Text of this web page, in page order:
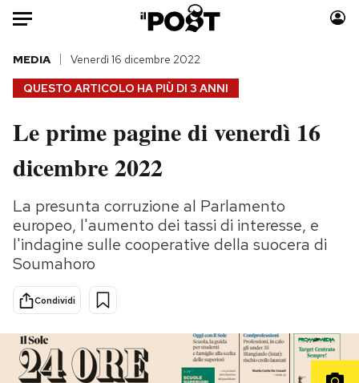
Auto
HOME
Italia
Politica
Tecnologia
Internet
Scienza
Cultura
Economia
Moda
Storie/Idee
Ok Boomer!
Media
QUESTO ARTICOLO HA PIÙ DI 3 ANNI
MEDIA Venerdì 16 dicembre 2022
Le prime pagine di venerdì 16
dicembre 2022
La presunta corruzione al Parlamento
europeo, l'aumento dei tassi di interesse, e
l'indagine sulle cooperative della suocera di
Soumahoro
Condividi